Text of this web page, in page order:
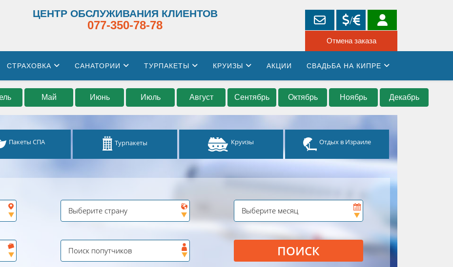
ЦЕНТР ОБСЛУЖИВАНИЯ КЛИЕНТОВ
077-350-78-78
СТРАХОВКА САНАТОРИИ ТУРПАКЕТЫ КРУИЗЫ АКЦИИ СВАДЬБА НА КИПРЕ
Май Июнь Июль Август Сентябрь Октябрь Ноябрь Декабрь
Пакеты СПА Турпакеты Круизы Отдых в Израиле
ПОИСК